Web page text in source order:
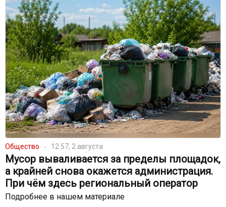
Общество 12:57, 2 августа
Мусор вываливается за пределы площадок,
а крайней снова окажется администрация.
При чём здесь региональный оператор
Подробнее в нашем материале